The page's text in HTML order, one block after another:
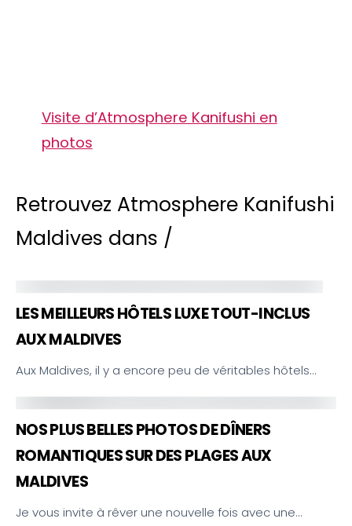
Visite d’Atmosphere Kanifushi en
photos
Retrouvez Atmosphere Kanifushi
Maldives dans /
LES MEILLEURS HÔTELS LUXE TOUT-INCLUS
AUX MALDIVES
Aux Maldives, il y a encore peu de véritables hôtels…
NOS PLUS BELLES PHOTOS DE DÎNERS
ROMANTIQUES SUR DES PLAGES AUX
MALDIVES
Je vous invite à rêver une nouvelle fois avec une…